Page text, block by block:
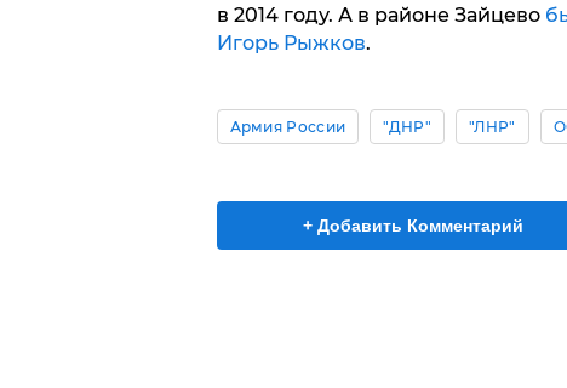
в 2014 году. А в районе Зайцево
Игорь Рыжков.
Армия России "ДНР" "ЛНР"
+ Добавить Комментарий